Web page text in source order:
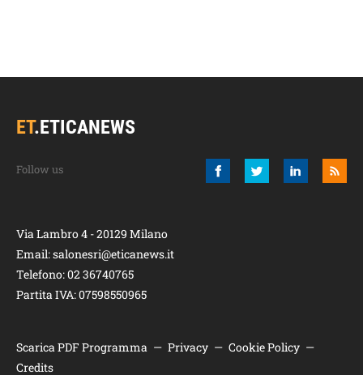
ET.ETICANEWS
Via Lambro 4 - 20129 Milano
Email:salonesri@eticanews.it
Telefono:02 36740765
Partita IVA: 07598550965
Scarica PDF Programma — Privacy — Cookie Policy —
Credits